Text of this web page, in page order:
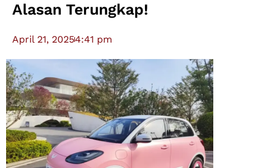
Alasan Terungkap!
April 21, 20254:41 pm